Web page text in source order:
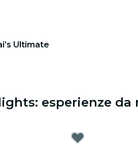
Ultimate
esperienze da